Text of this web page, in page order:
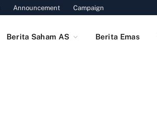
Announcement Campaign
Berita Saham AS Berita Emas